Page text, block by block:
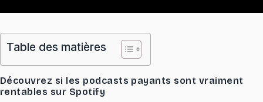
Table des matières
Découvrez si les podcasts payants sont vraiment
rentables sur Spotify